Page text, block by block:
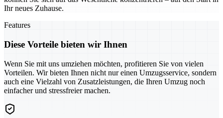
Ihr neues Zuhause.
Features
Diese Vorteile bieten wir Ihnen
Wenn Sie mit uns umziehen möchten, profitieren Sie von vielen
Vorteilen. Wir bieten Ihnen nicht nur einen Umzugsservice, sondern
auch eine Vielzahl von Zusatzleistungen, die Ihren Umzug noch
einfacher und stressfreier machen.